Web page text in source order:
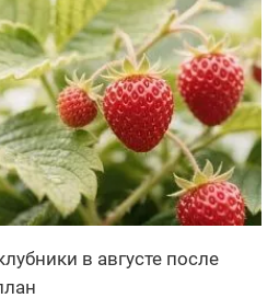
в августе после